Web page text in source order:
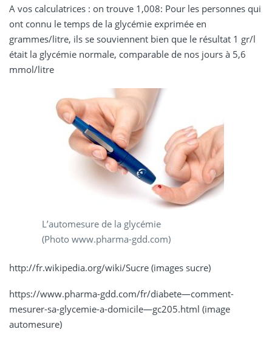
A vos calculatrices : on trouve 1,008: Pour les personnes qui
ont connu le temps de la glycémie exprimée en
grammes/litre, ils se souviennent bien que le résultat 1 gr/l
était la glycémie normale, comparable de nos jours à 5,6
mmol/litre
L’automesure de la glycémie
(Photo www.pharma-gdd.com)
http://fr.wikipedia.org/wiki/Sucre (images sucre)
https://www.pharma-gdd.com/fr/diabete—comment-
mesurer-sa-glycemie-a-domicile—gc205.html (image
automesure)